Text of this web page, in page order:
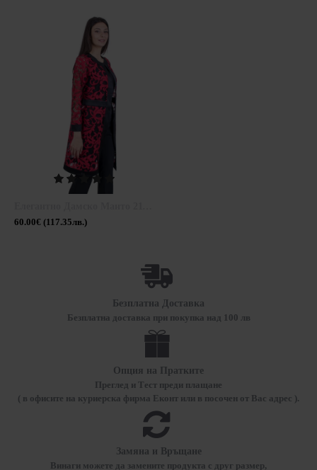
60.00€ (117.35лв.)
Безплатна Доставка
Безплатна доставка при покупка над 100 лв
Опция на Пратките
Преглед и Тест преди плащане
( в офисите на куриерска фирма Еконт или в посочен от Вас адрес ).
Замяна и Връщане
Винаги можете да замените продукта с друг размер,